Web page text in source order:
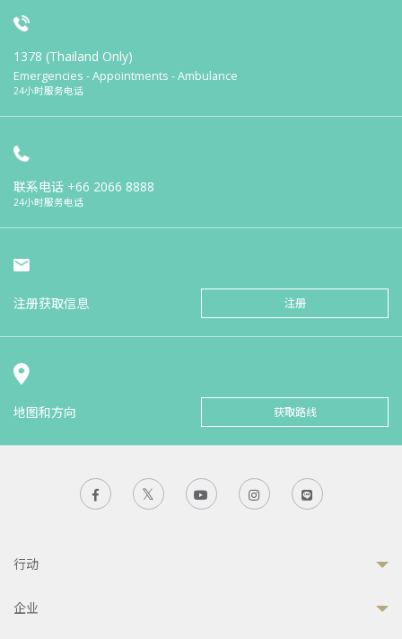
1378 (Thailand Only)
Emergencies - Appointments - Ambulance
24小时服务电话
联系电话 +66 2066 8888
24小时服务电话
注册获取信息 注册
地图和方向 获取路线
行动
企业